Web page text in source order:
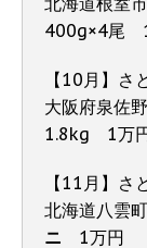
400g×4尾
【10月】さ
大阪府泉佐
1.8kg 1万
【11月】さ
北海道八雲
ニ
1万円